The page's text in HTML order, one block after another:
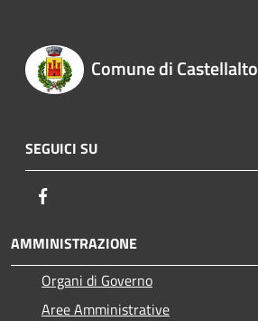
Comune di Castellalto
SEGUICI SU
AMMINISTRAZIONE
Organi di Governo
Aree Amministrative